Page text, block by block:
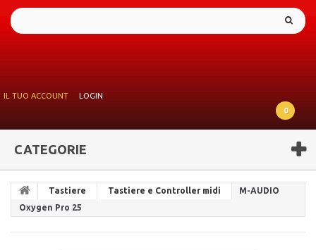
IL TUO ACCOUNT
LOGIN
0
CATEGORIE
Tastiere Tastiere e Controller midi
M-AUDIO
Oxygen Pro 25